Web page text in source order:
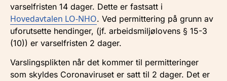
varselfristen 14 dager. Dette er fastsatt i
Hovedavtalen LO-NHO. Ved permittering på grunn av
uforutsette hendinger, (jf. arbeidsmiljølovens § 15-3
(10)) er varselfristen 2 dager.
Varslingsplikten når det kommer til permitteringer
som skyldes Coronaviruset er satt til 2 dager. Det er